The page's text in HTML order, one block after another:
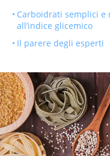
Carboidrati semplici e
all’indice glicemico
Il parere degli esperti